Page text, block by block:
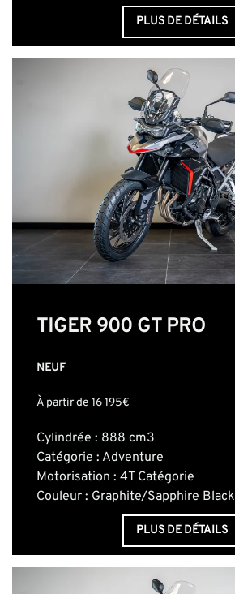
PLUS DE DÉTAILS
TIGER 900 GT PRO
NEUF
À partir de 16 195€
Cylindrée : 888 cm3
Catégorie : Adventure
Motorisation : 4T Catégorie
Couleur : Graphite/Sapphire Black
PLUS DE DÉTAILS